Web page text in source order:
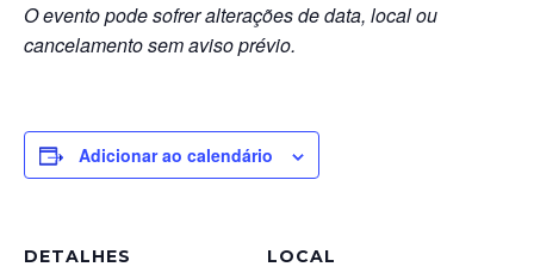
O evento pode sofrer alterações de data, local ou
cancelamento sem aviso prévio.
Adicionar ao calendário
DETALHES LOCAL